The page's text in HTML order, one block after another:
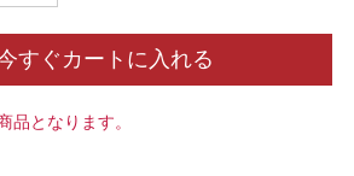
すぐカートに入れる
品となります。